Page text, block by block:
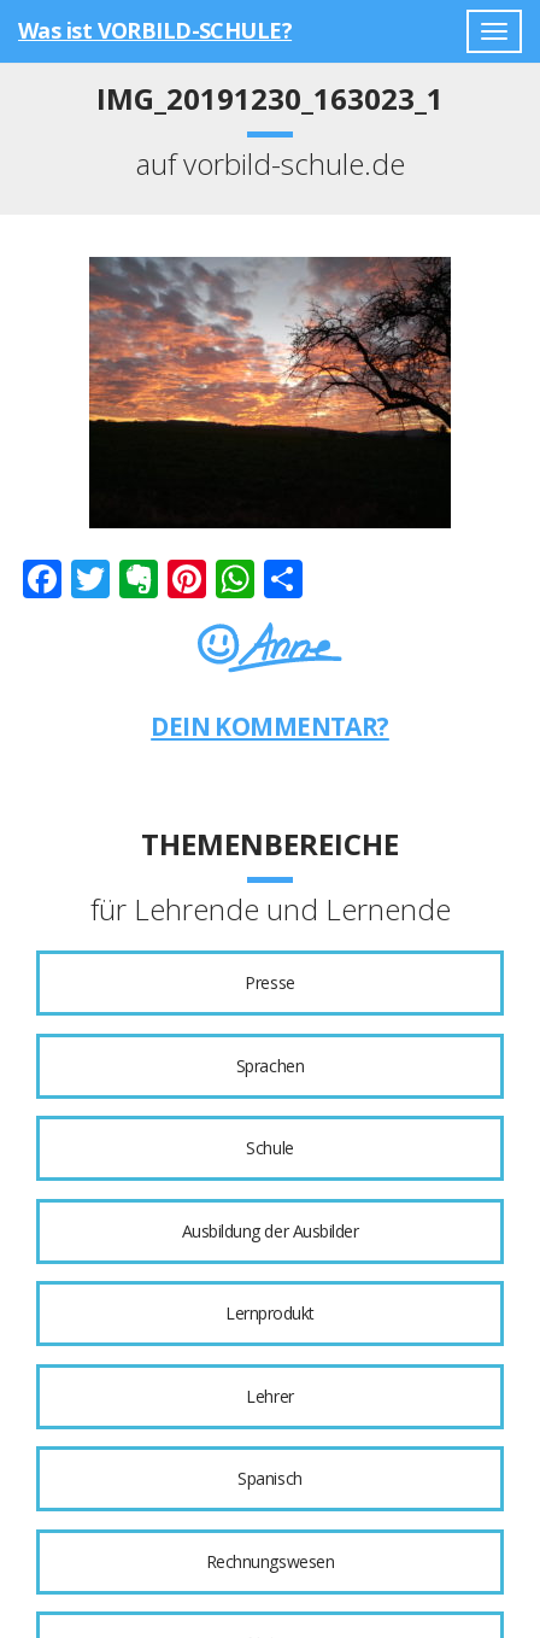
Was ist VORBILD-SCHULE?
IMG_20191230_163023_1
auf vorbild-schule.de
Facebook
Twitter
Evernote
Pinterest
WhatsApp
DEIN KOMMENTAR?
THEMENBEREICHE
für Lehrende und Lernende
Presse
Sprachen
Schule
Ausbildung der Ausbilder
Lernprodukt
Lehrer
Spanisch
Rechnungswesen